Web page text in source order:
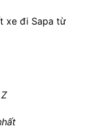
xe đi Sapa từ